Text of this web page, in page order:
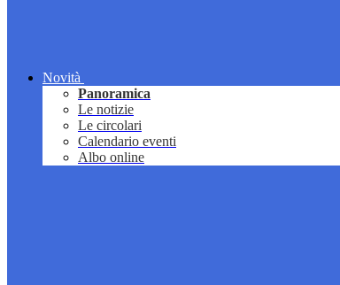
Novità
Panoramica
Le notizie
Le circolari
Calendario eventi
Albo online